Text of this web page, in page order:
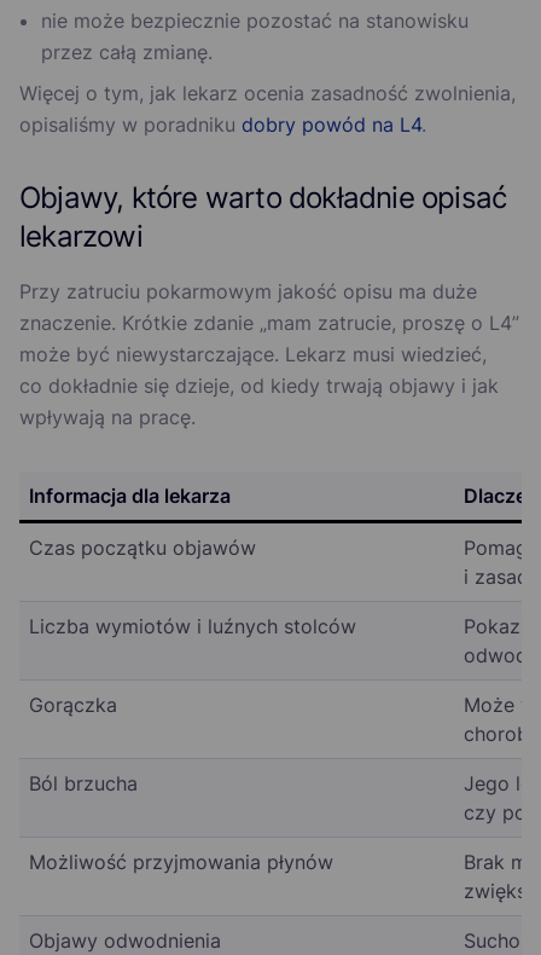
nie może bezpiecznie pozostać na stanowisku
przez całą zmianę.
Więcej o tym, jak lekarz ocenia zasadność zwolnienia,
opisaliśmy w poradniku dobry powód na L4.
Objawy, które warto dokładnie opisać
lekarzowi
Przy zatruciu pokarmowym jakość opisu ma duże
znaczenie. Krótkie zdanie „mam zatrucie, proszę o L4”
może być niewystarczające. Lekarz musi wiedzieć,
co dokładnie się dzieje, od kiedy trwają objawy i jak
wpływają na pracę.
Informacja dla lekarza
Czas początku objawów
i
Liczba wymiotów i luźnych stolców
Gorączka
Może
Ból brzucha
Jego
czy
Możliwość przyjmowania płynów
Brak
Objawy odwodnienia